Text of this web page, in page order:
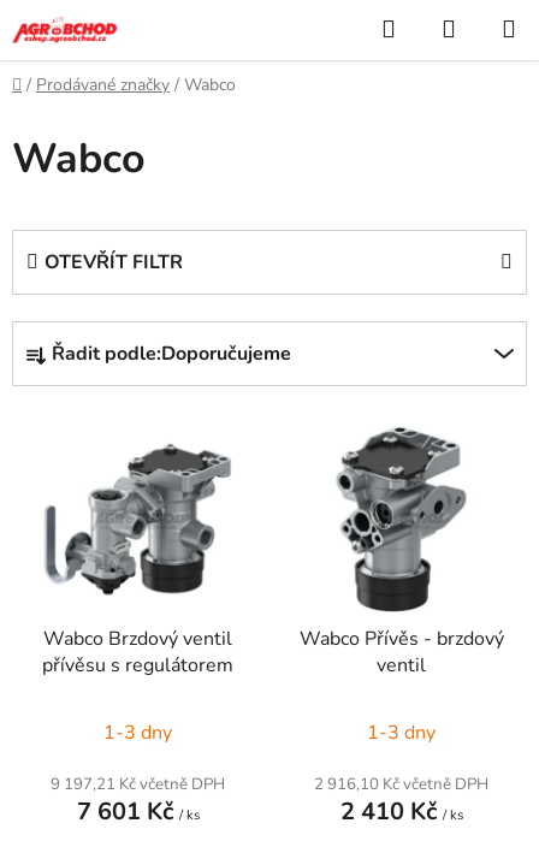
na
obsah
Hledat
KOŠÍK
Domů
/ Prodávané značky / Wabco
Wabco
OTEVŘÍT FILTR
Ř
z
Řadit podle:Doporučujeme
Wabco Brzdový ventil
přívěsu s regulátorem
1-3 dny
9 197,21 Kč včetně DPH
7 601 Kč / ks
Wabco Přívěs - brzdový
ventil
1-3 dny
2 916,10 Kč včetně DPH
2 410 Kč / ks